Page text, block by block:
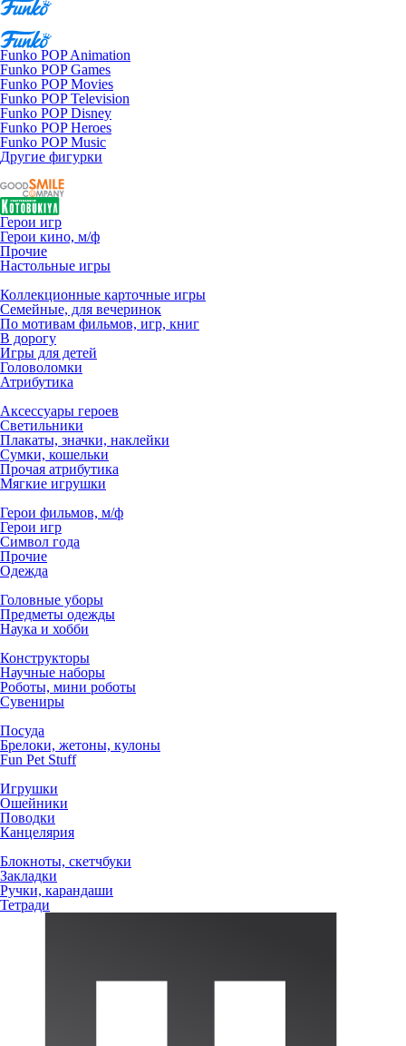
Funko POP Animation
Funko POP Games
Funko POP Movies
Funko POP Television
Funko POP Disney
Funko POP Heroes
Funko POP Music
Другие фигурки
Герои игр
Герои кино, м/ф
Прочие
Настольные игры
Коллекционные карточные игры
Семейные, для вечеринок
По мотивам фильмов, игр, книг
В дорогу
Игры для детей
Головоломки
Атрибутика
Аксессуары героев
Светильники
Плакаты, значки, наклейки
Сумки, кошельки
Прочая атрибутика
Мягкие игрушки
Герои фильмов, м/ф
Герои игр
Символ года
Прочие
Одежда
Головные уборы
Предметы одежды
Наука и хобби
Конструкторы
Научные наборы
Роботы, мини роботы
Сувениры
Посуда
Брелоки, жетоны, кулоны
Fun Pet Stuff
Игрушки
Ошейники
Поводки
Канцелярия
Блокноты, скетчбуки
Закладки
Ручки, карандаши
Тетради